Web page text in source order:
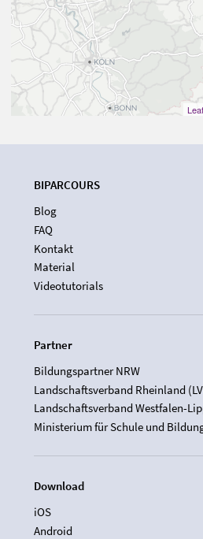
BIPARCOURS
Blog
FAQ
Kontakt
Material
Videotutorials
Partner
Bildungspartner NRW
Landschaftsverband Rheinland
Landschaftsverband Westfalen-
Ministerium für Schule und
Download
iOS
Android